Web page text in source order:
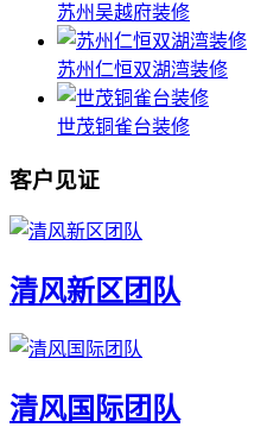
苏州吴越府装修
苏州仁恒双湖湾装修
世茂铜雀台装修
客户见证
清风新区团队
清风国际团队